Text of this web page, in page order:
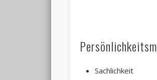
Sachlichkeit